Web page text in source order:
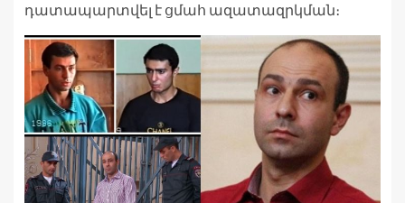
դատապարտվել է ցմահ ազատազրկման։